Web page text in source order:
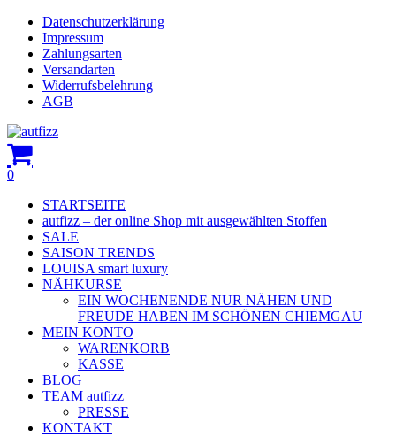
Skip
main
content
Datenschutzerklärung
Impressum
Zahlungsarten
Versandarten
Widerrufsbelehrung
AGB
search
account
0
STARTSEITE
autfizz – der online Shop mit ausgewählten Stoffen
SALE
SAISON TRENDS
LOUISA smart luxury
NÄHKURSE
EIN WOCHENENDE NUR NÄHEN UND
FREUDE HABEN IM SCHÖNEN CHIEMGAU
MEIN KONTO
WARENKORB
KASSE
BLOG
TEAM autfizz
PRESSE
KONTAKT